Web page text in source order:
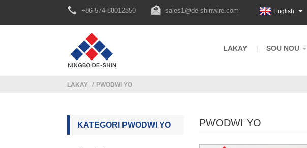
+86-574-88012850 sales1@de-shinwire.com English
LAKAY SOU NOU
LAKAY PWODWI YO
KATEGORI PWODWI YO PWODWI YO